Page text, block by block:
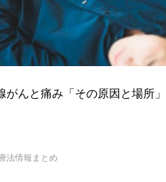
がんと痛み「その原因と場所」
法情報まとめ